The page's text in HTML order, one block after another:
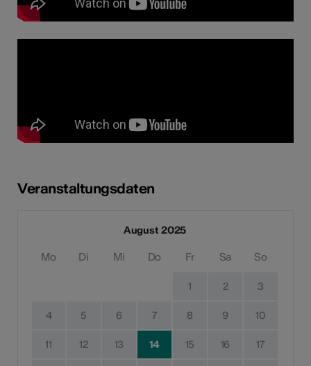
Veranstaltungsdaten
August 2025
Mo Di Mi Do Fr Sa So
1 2 3
4 5 6 7 8 9 10
11 12 13 14 15 16 17